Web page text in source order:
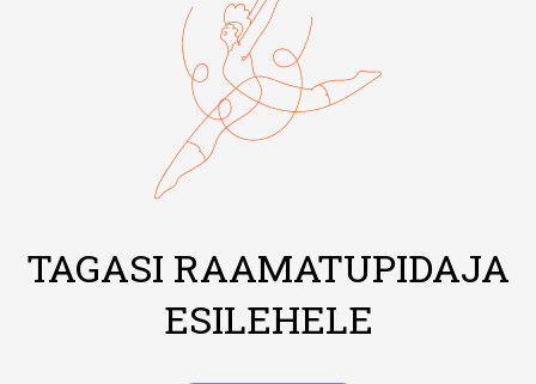
TAGASI RAAMATUPIDAJA
ESILEHELE